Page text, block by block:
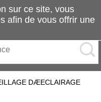
DÆECLAIRAGE
sur ce site, vous
afin de vous offrir une